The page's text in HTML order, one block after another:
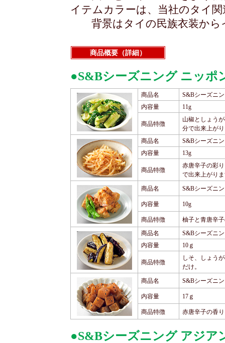
イテムカラーは、当社のタイ
背景はタイの民族衣装から
商品概要（詳細）
●S&Bシーズニング ニッポ
商品名
S&Bシーズニ
内容量
11g
商品特徴
山椒としょう
分で出来上が
商品名
S&Bシーズニ
内容量
13g
商品特徴
赤唐辛子の彩
で出来上がり
商品名
S&Bシーズニ
内容量 10g
商品特徴
柚子と青唐辛
商品名
S&Bシーズニ
内容量
10ｇ
商品特徴
しそ、しょう
だけ。
商品名
S&Bシーズニ
内容量 17ｇ
商品特徴 赤唐辛子の香
●S&Bシーズニング アジア